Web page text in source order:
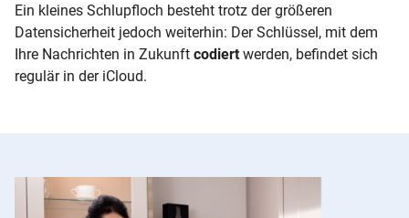
Ein kleines Schlupfloch besteht trotz der größeren
Datensicherheit jedoch weiterhin: Der Schlüssel, mit dem
Ihre Nachrichten in Zukunft codiert werden, befindet sich
regulär in der iCloud.